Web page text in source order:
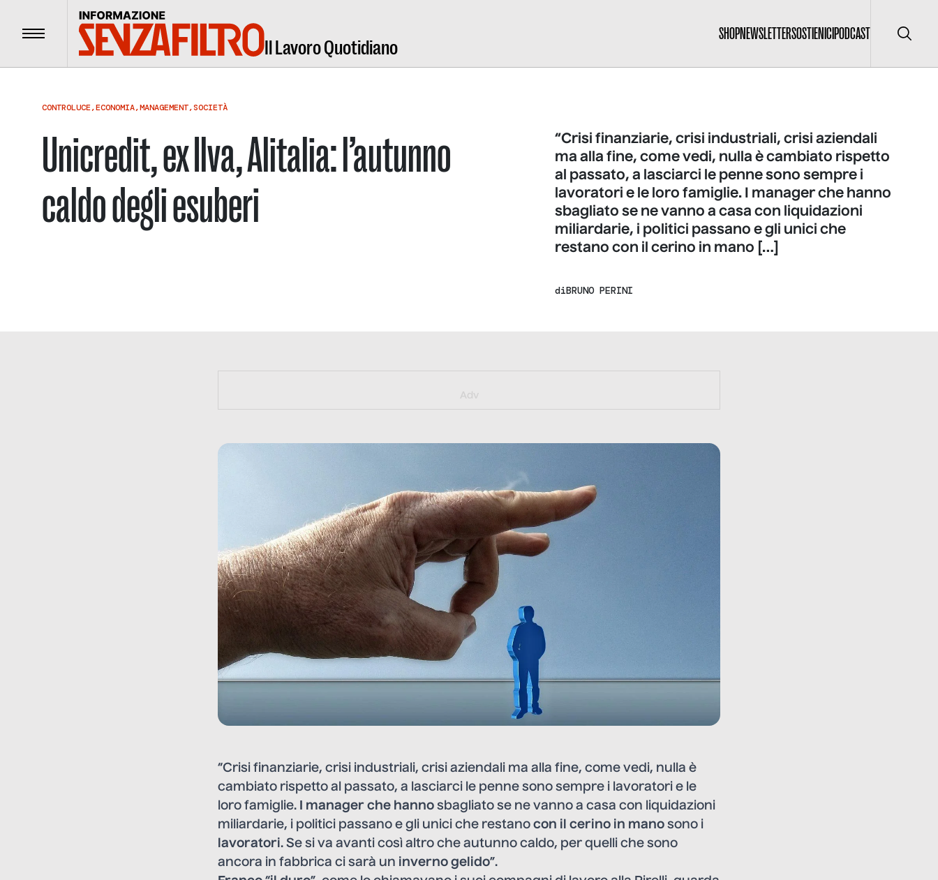
Menu Il Lavoro Quotidiano
SHOPNEWSLETTERSOSTIENICIPODCAST Cerca
CONTROLUCE,ECONOMIA,MANAGEMENT,SOCIETÀ
Unicredit, ex Ilva, Alitalia: l’autunno
caldo degli esuberi
“Crisi finanziarie, crisi industriali, crisi aziendali
ma alla fine, come vedi, nulla è cambiato rispetto
al passato, a lasciarci le penne sono sempre i
lavoratori e le loro famiglie. I manager che hanno
sbagliato se ne vanno a casa con liquidazioni
miliardarie, i politici passano e gli unici che
restano con il cerino in mano […]
diBRUNO PERINI
Adv
“Crisi finanziarie, crisi industriali, crisi aziendali ma alla fine, come vedi, nulla è
cambiato rispetto al passato, a lasciarci le penne sono sempre i lavoratori e le
loro famiglie.
I manager che hanno sbagliato se ne vanno a casa con liquidazioni
miliardarie, i politici passano e gli unici che restano con il cerino in mano sono i
lavoratori. Se si va avanti così altro che autunno caldo, per quelli che sono
ancora in fabbrica ci sarà un inverno gelido”.